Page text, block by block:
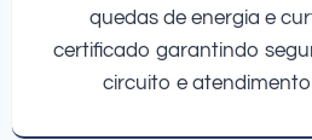
quedas de energia e
certificado garantindo
circuito e